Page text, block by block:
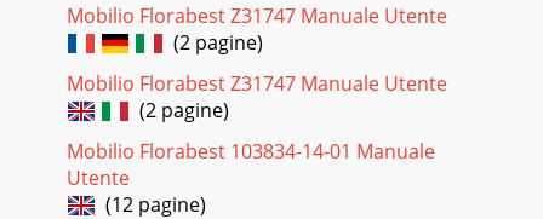
Mobilio Florabest Z31747 Manuale Utente
(2 pagine)
Mobilio Florabest Z31747 Manuale Utente
(2 pagine)
Mobilio Florabest 103834-14-01 Manuale
Utente
(12 pagine)